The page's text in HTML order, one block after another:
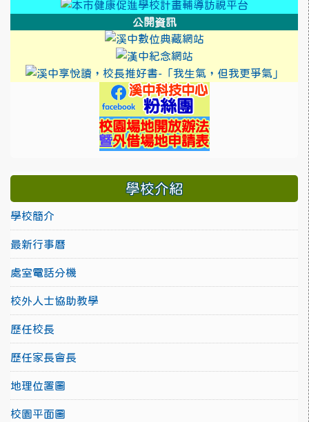
link to
link to
公開資訊
link to https://
link to https://
link
link to https://
link to https://
學校介紹
學校簡介
最新行事曆
處室電話分機
校外人士協助教學
歷任校長
歷任家長會長
地理位置圖
校園平面圖